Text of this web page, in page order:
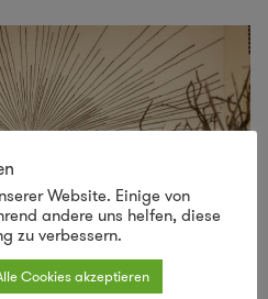
Website. Einige von
andere uns helfen, diese
zu verbessern.
Cookies akzeptieren